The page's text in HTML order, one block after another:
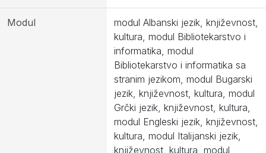
Modul
modul Albanski jezik, književnost,
kultura, modul Bibliotekarstvo i
informatika, modul
Bibliotekarstvo i informatika sa
stranim jezikom, modul Bugarski
jezik, književnost, kultura, modul
Grčki jezik, književnost, kultura,
modul Engleski jezik, književnost,
kultura, modul Italijanski jezik,
književnost, kultura, modul